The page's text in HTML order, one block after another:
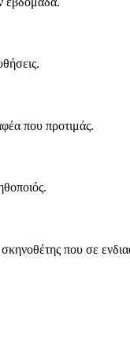
που προτιμάς.
που σε